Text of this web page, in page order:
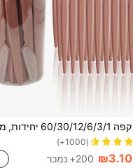
(1000+)
₪3.10 200+ נמכר